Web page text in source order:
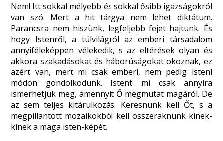
Nem! Itt sokkal mélyebb és sokkal ősibb igazságokról
van szó. Mert a hit tárgya nem lehet diktátum.
Parancsra nem hiszünk, legfeljebb fejet hajtunk. És
hogy Istenről, a túlvilágról az emberi társadalom
annyiféleképpen vélekedik, s az eltérések olyan és
akkora szakadásokat és háborúságokat okoznak, ez
azért van, mert mi csak emberi, nem pedig isteni
módon gondolkodunk. Istent mi csak annyira
ismerhetjük meg, amennyit Ő megmutat magáról. De
az sem teljes kitárulkozás. Keresnünk kell Őt, s a
megpillantott mozaikokból kell összeraknunk kinek-
kinek a maga isten-képét.